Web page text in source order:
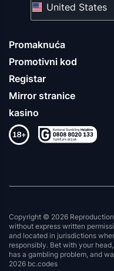
Promaknuća
Promotivni kod
Registar
Mirror stranice
kasino
United States
Copyright © 2026
without express written
and located in jurisdictions
responsibly. Bet with your
has a gambling problem, and
2026 bc.codes